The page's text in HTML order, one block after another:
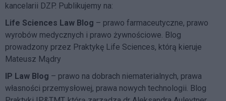
kancelarii DZP. Publikujemy na:
Life Sciences Law Blog – prawo farmaceutyczne, prawo
wyrobów medycznych i prawo żywnościowe. Blog
prowadzony przez Praktykę Life Sciences, którą kieruje
Mateusz Mądry
IP Law Blog – prawo na dobrach niematerialnych, prawa
własności przemysłowej, prawa nowych technologii. Blog